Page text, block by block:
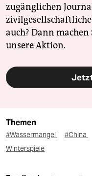
zugänglichen
auch? Dann
unsere Aktion.
Themen
#Wassermangel #China
Winterspiele